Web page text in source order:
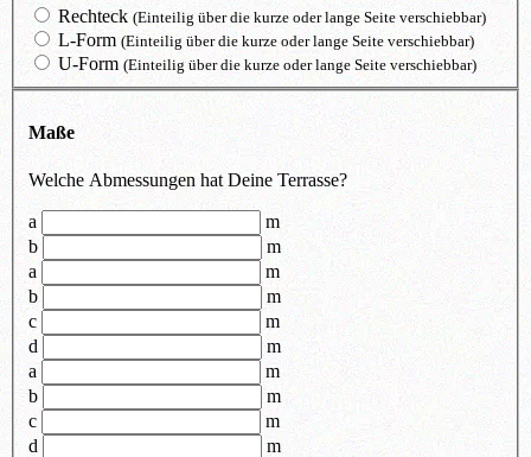
Rechteck (Einteilig über die kurze oder lange Seite verschiebbar)
L-Form (Einteilig über die kurze oder lange Seite verschiebbar)
U-Form (Einteilig über die kurze oder lange Seite verschiebbar)
Maße
Welche Abmessungen hat Deine Terrasse?
a
m
b
m
a
m
b
m
c
m
d
m
a
m
b
m
c
m
d
m